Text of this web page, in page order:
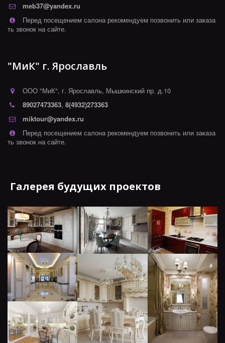
meb37@yandex.ru
Перед посещением салона рекомендуем позвонить или заказа
ть звонок на сайте.
"МиК" г. Ярославль
ООО "МиК", г. Ярославль, Мышкинский пр. д.10
89027473363, 8(4932)273363
miktour@yandex.ru
Перед посещением салона рекомендуем позвонить или заказа
ть звонок на сайте.
Галерея будущих проектов